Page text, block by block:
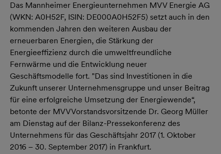
Das Mannheimer Energieunternehmen MVV Energie AG
(WKN: A0H52F, ISIN: DE000A0H52F5) setzt auch in den
kommenden Jahren den weiteren Ausbau der
erneuerbaren Energien, die Stärkung der
Energieeffizienz durch die umweltfreundliche
Fernwärme und die Entwicklung neuer
Geschäftsmodelle fort. "Das sind Investitionen in die
Zukunft unserer Unternehmensgruppe und unser Beitrag
für eine erfolgreiche Umsetzung der Energiewende“,
betonte der MVVVorstandsvorsitzende Dr. Georg Müller
am Dienstag auf der Bilanz-Pressekonferenz des
Unternehmens für das Geschäftsjahr 2017 (1. Oktober
2016 – 30. September 2017) in Frankfurt.